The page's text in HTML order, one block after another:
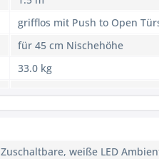
grifflos mit Push to Open
für 45 cm Nischehöhe
33.0 kg
Zuschaltbare, weiße LED